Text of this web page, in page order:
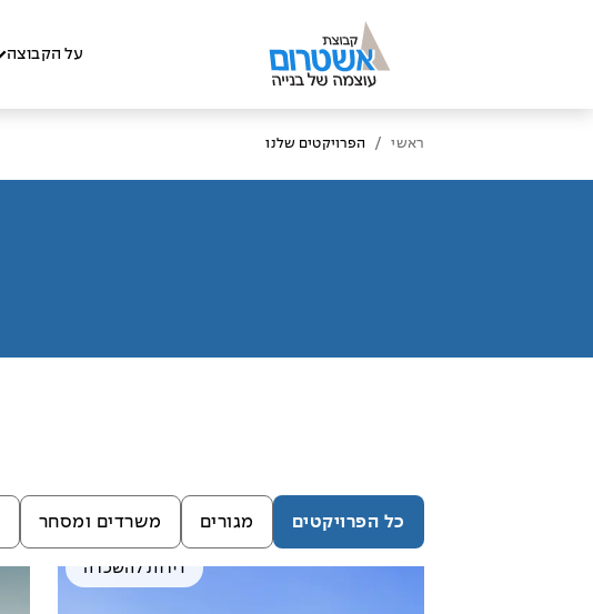
על הקבוצה
ראשי / הפרויקטים שלנו
כל הפרויקטים מגורים משרדים ומסחר
דירות להשכרה